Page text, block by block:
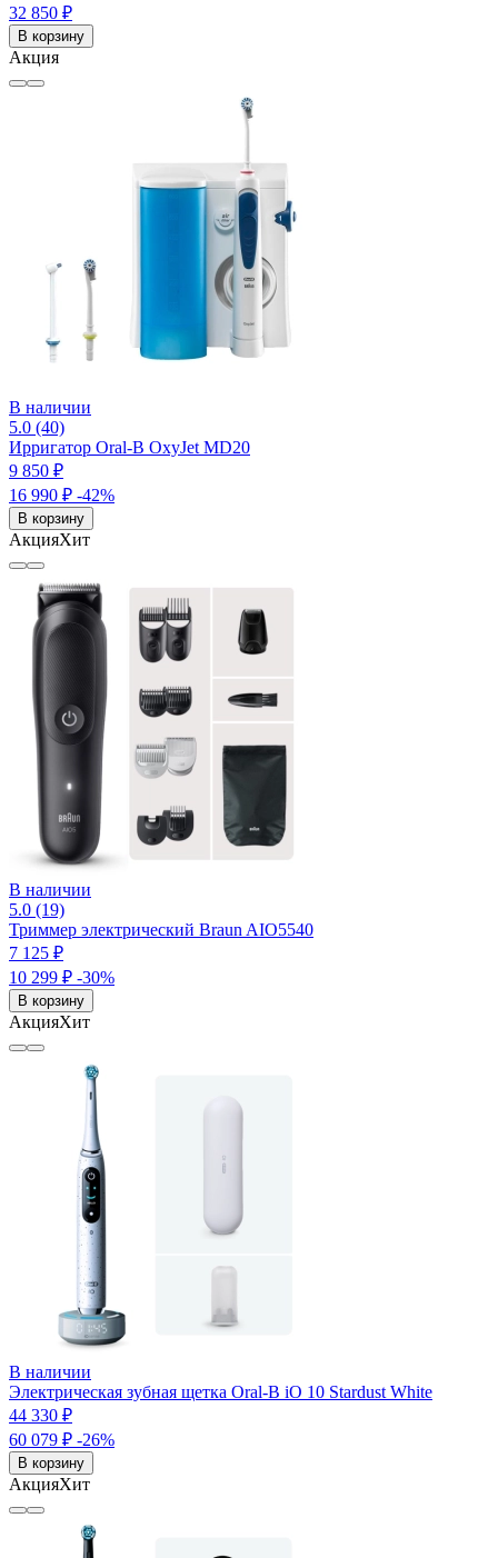
32 850 ₽
В корзину
Акция
В наличии
5.0 (40)
Ирригатор Oral-B OxyJet MD20
9 850 ₽
16 990 ₽ -42%
В корзину
АкцияХит
В наличии
5.0 (19)
Триммер электрический Braun AIO5540
7 125 ₽
10 299 ₽ -30%
В корзину
АкцияХит
В наличии
Электрическая зубная щетка Oral-B iO 10 Stardust White
44 330 ₽
60 079 ₽ -26%
В корзину
АкцияХит